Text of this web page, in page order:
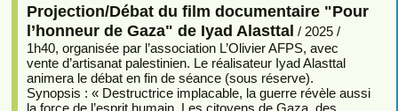
Projection/Débat du film documentaire "Pour
l’honneur de Gaza" de Iyad Alasttal / 2025 /
1h40, organisée par l’association L’Olivier AFPS, avec
vente d’artisanat palestinien. Le réalisateur Iyad Alasttal
animera le débat en fin de séance (sous réserve).
Synopsis : « Destructrice implacable, la guerre révèle aussi
la force de l’esprit humain. Les citoyens de Gaza, des